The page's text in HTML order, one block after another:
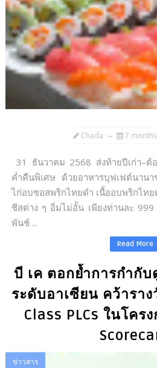
Chada 7
31 ธันวาคม 2568 ส่งท้ายปีเก่า–ต้
ค่ำคืนพิเศษ ด้วยอาหารบุฟเฟต์นาน
ไก่อบซอสพริกไทยดำ เนื้ออบพริกไท
ชีสต่าง ๆ อิ่มไม่อั้น เพียงท่านละ
พันช์ ...
Read More
บี เค ตอกย้ำการกำกั
ระดับอาเซียน คว้าราง
Class PLCs ในโครง
ข่าวสาร